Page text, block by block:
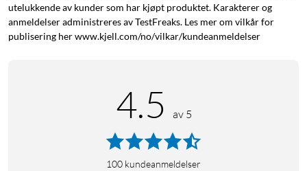
utelukkende av kunder som har kjøpt produktet. Karakterer og
anmeldelser administreres av TestFreaks. Les mer om vilkår for
publisering her www.kjell.com/no/vilkar/kundeanmeldelser
4.5 av 5
100 kundeanmeldelser